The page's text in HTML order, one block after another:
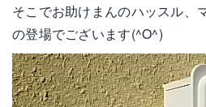
そこでお助けまんのハッスル、
の登場でございます(^O^)